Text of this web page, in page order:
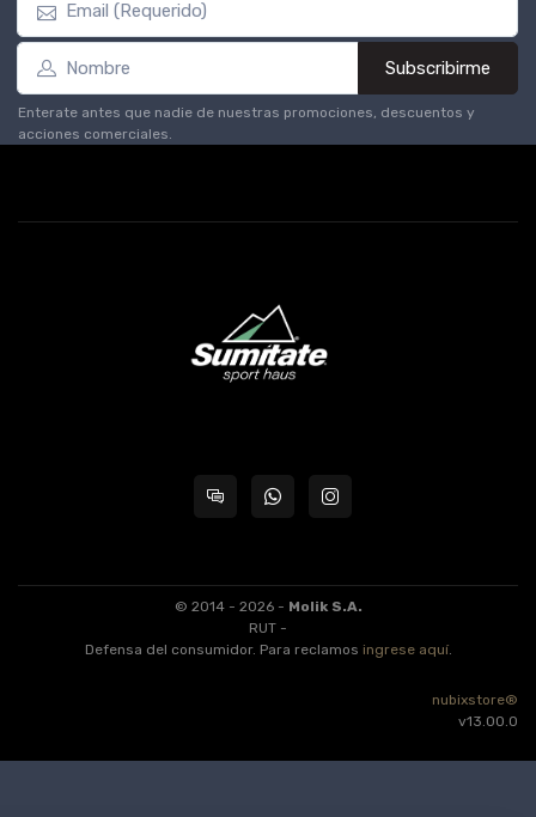
Subscribirme
Enterate antes que nadie de nuestras promociones, descuentos y
acciones comerciales.
© 2014 - 2026 - Molik S.A.
RUT -
Defensa del consumidor. Para reclamos ingrese aquí.
nubixstore®
v13.00.0